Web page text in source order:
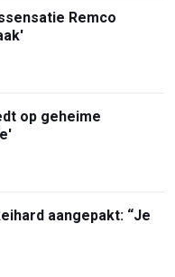
Remco
op geheime
aangepakt: “Je